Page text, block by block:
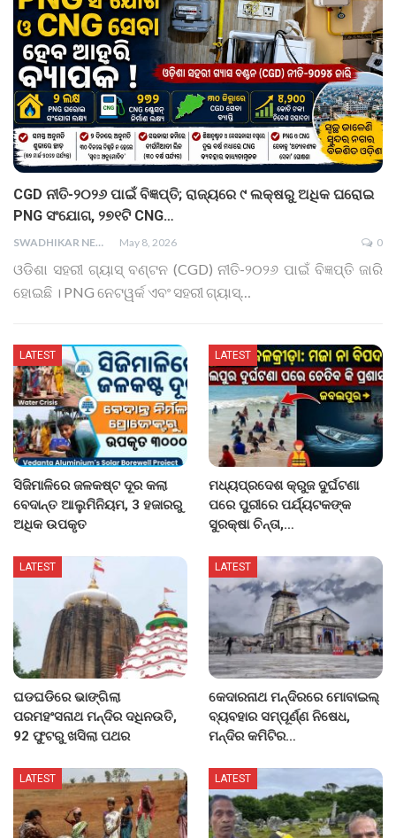
CGD ନୀତି-୨୦୨୬ ପାଇଁ ବିଜ୍ଞପ୍ତି; ରାଜ୍ୟରେ ୯ ଲକ୍ଷରୁ ଅଧିକ ଘରୋଇ
PNG ସଂଯୋଗ, ୨୭୧ଟି CNG…
SWADHIKAR NEWS May 8, 2026 0
ଓଡିଶା ସହରୀ ଗ୍ୟାସ୍‌ ବଣ୍ଟନ (CGD) ନୀତି-୨୦୨୬ ପାଇଁ ବିଜ୍ଞପ୍ତି ଜାରି
ହୋଇଛି । PNG ନେଟୱର୍କ ଏବଂ ସହରୀ ଗ୍ୟାସ୍‌…
LATEST
ସିଜିମାଳିରେ ଜଳକଷ୍ଟ ଦୂର କଲା
ବେଦାନ୍ତ ଆଲୁମିନିୟମ, 3 ହଜାରରୁ
ଅଧିକ ଉପକୃତ
LATEST
ମଧ୍ୟପ୍ରଦେଶ କ୍ରୁଜ ଦୁର୍ଘଟଣା
ପରେ ପୁରୀରେ ପର୍ଯ୍ୟଟକଙ୍କ
ସୁରକ୍ଷା ଚିନ୍ତା,…
LATEST
ଘଡଘଡିରେ ଭାଙ୍ଗିଲା
ପରମହଂସନାଥ ମନ୍ଦିର ଦଧିନଉତି,
92 ଫୁଟରୁ ଖସିଲା ପଥର
LATEST
କେଦାରନାଥ ମନ୍ଦିରରେ ମୋବାଇଲ୍
ବ୍ୟବହାର ସମ୍ପୂର୍ଣ୍ଣ ନିଷେଧ,
ମନ୍ଦିର କମିଟିର…
LATEST LATEST